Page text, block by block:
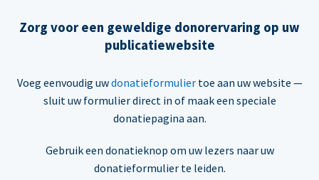
Zorg voor een geweldige donorervaring op uw
publicatiewebsite
Voeg eenvoudig uwdonatieformuliertoe aan uw website —
sluit uw formulier direct in of maak een speciale
donatiepagina aan.
Gebruik een donatieknop om uw lezers naar uw
donatieformulier te leiden.